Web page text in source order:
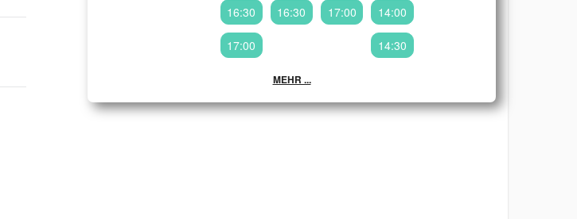
16:30
17:00
16:30 17:00 14:00
14:30
MEHR ...